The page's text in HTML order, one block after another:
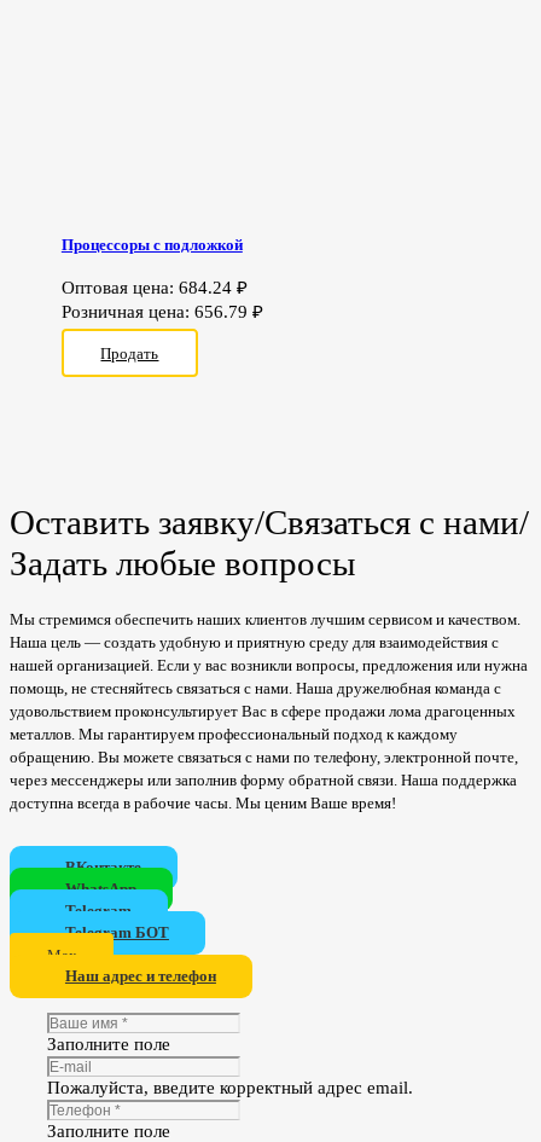
Процессоры с подложкой
Оптовая цена: 684.24 ₽
Розничная цена: 656.79 ₽
Продать
Оставить заявку/Связаться с нами/
Задать любые вопросы
Мы стремимся обеспечить наших клиентов лучшим сервисом и качеством.
Наша цель — создать удобную и приятную среду для взаимодействия с
нашей организацией. Если у вас возникли вопросы, предложения или нужна
помощь, не стесняйтесь связаться с нами. Наша дружелюбная команда с
удовольствием проконсультирует Вас в сфере продажи лома драгоценных
металлов. Мы гарантируем профессиональный подход к каждому
обращению. Вы можете связаться с нами по телефону, электронной почте,
через мессенджеры или заполнив форму обратной связи. Наша поддержка
доступна всегда в рабочие часы. Мы ценим Ваше время!
ВКонтакте
WhatsApp
Telegram
Telegram БОТ
Мах
Наш адрес и телефон
Заполните поле
Пожалуйста, введите корректный адрес email.
Заполните поле